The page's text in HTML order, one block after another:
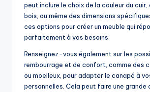
peut inclure le choix de la couleur du cuir,
bois, ou même des dimensions
ces options pour créer un meuble qui
parfaitement à vos besoins.
Renseignez-vous également sur les
rembourrage et de confort, comme des
ou moelleux, pour adapter le canapé à
personnelles. Cela peut faire une grande